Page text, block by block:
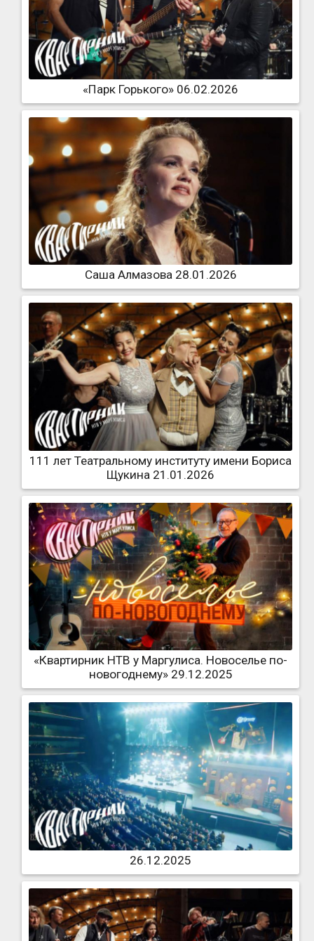
«Парк Горького» 06.02.2026
Саша Алмазова 28.01.2026
111 лет Театральному институту имени Бориса
Щукина 21.01.2026
«Квартирник НТВ у Маргулиса. Новоселье по-
новогоднему» 29.12.2025
26.12.2025